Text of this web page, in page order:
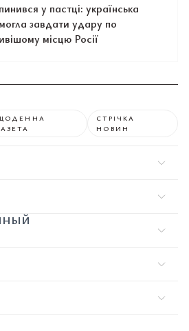
у пастці: українська
завдати удару по
місцю Росії
СТРІЧКА
НОВИН